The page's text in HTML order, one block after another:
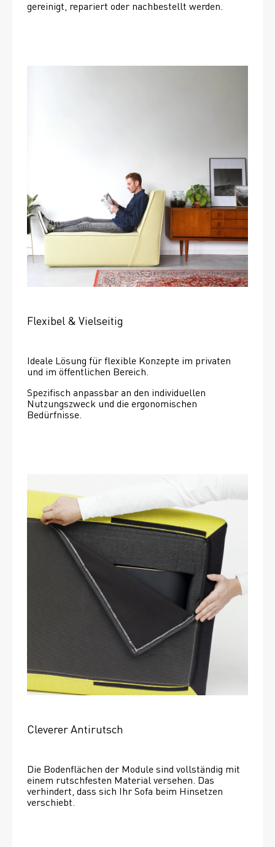
gereinigt, repariert oder nachbestellt werden.
Flexibel & Vielseitig
Ideale Lösung für flexible Konzepte im privaten
und im öffentlichen Bereich.
Spezifisch anpassbar an den individuellen
Nutzungszweck und die ergonomischen
Bedürfnisse.
Cleverer Antirutsch
Die Bodenflächen der Module sind vollständig mit
einem rutschfesten Material versehen. Das
verhindert, dass sich Ihr Sofa beim Hinsetzen
verschiebt.